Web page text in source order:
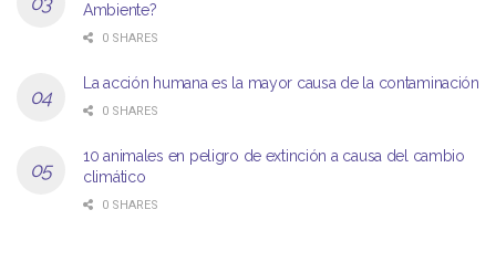
Ambiente?
0 SHARES
La acción humana es la mayor causa de la contaminación
0 SHARES
10 animales en peligro de extinción a causa del cambio
climático
0 SHARES